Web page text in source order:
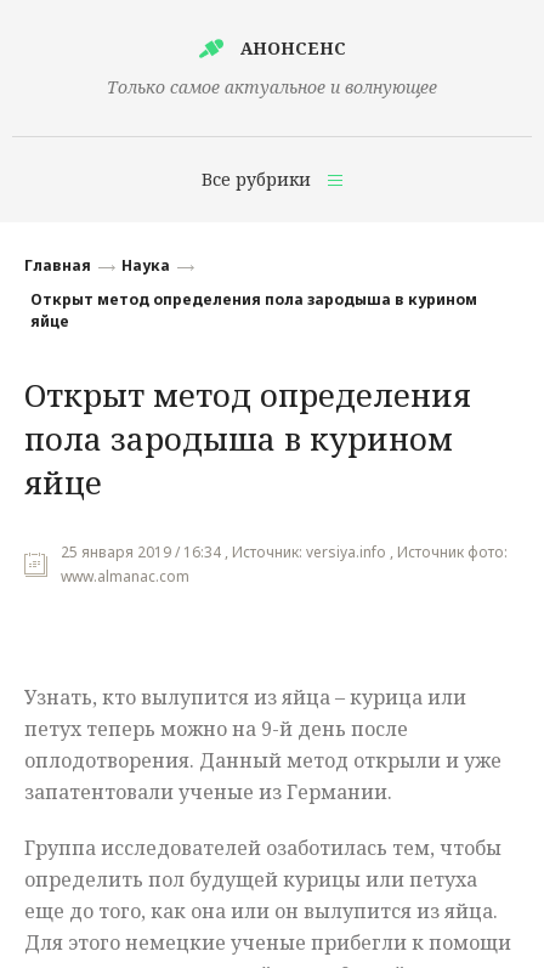
АНОНСЕНС
Только самое актуальное и волнующее
Все рубрики
Финансы
Наука
Культура
Общество
Мнения
Главная
Наука
Открыт метод определения пола зародыша в курином
яйце
Открыт метод определения
пола зародыша в курином
яйце
25 января 2019 / 16:34 , Источник: versiya.info , Источник фото:
www.almanac.com
Узнать, кто вылупится из яйца – курица или
петух теперь можно на 9-й день после
оплодотворения. Данный метод открыли и уже
запатентовали ученые из Германии.
Группа исследователей озаботилась тем, чтобы
определить пол будущей курицы или петуха
еще до того, как она или он вылупится из яйца.
Для этого немецкие ученые прибегли к помощи